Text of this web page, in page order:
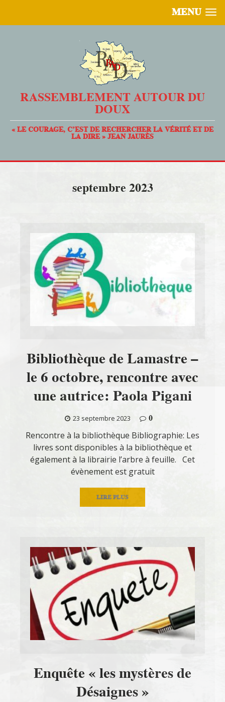
MENU
RASSEMBLEMENT AUTOUR DU
DOUX
« LE COURAGE, C’EST DE RECHERCHER LA VÉRITÉ ET DE
LA DIRE » JEAN JAURÈS
septembre 2023
Bibliothèque de Lamastre –
le 6 octobre, rencontre avec
une autrice: Paola Pigani
23 septembre 2023
0
Rencontre à la bibliothèque Bibliographie: Les
livres sont disponibles à la bibliothèque et
également à la librairie l’arbre à feuille. Cet
évènement est gratuit
LIRE PLUS
Enquête « les mystères de
Désaignes »